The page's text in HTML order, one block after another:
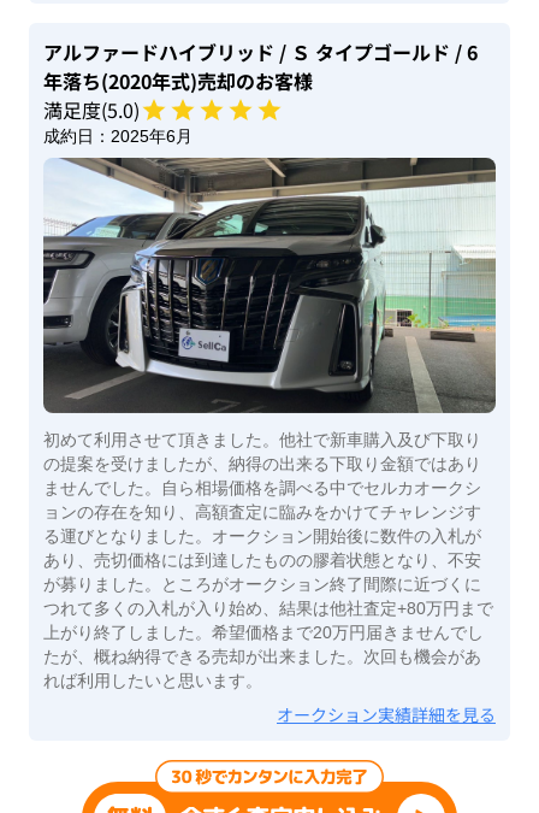
アルファードハイブリッド / Ｓ タイプゴールド / 6
年落ち(2020年式)売却のお客様
満足度(5.0)
成約日： 2025年6月
初めて利用させて頂きました。他社で新車購入及び下取り
の提案を受けましたが、納得の出来る下取り金額ではあり
ませんでした。自ら相場価格を調べる中でセルカオークシ
ョンの存在を知り、高額査定に臨みをかけてチャレンジす
る運びとなりました。オークション開始後に数件の入札が
あり、売切価格には到達したものの膠着状態となり、不安
が募りました。ところがオークション終了間際に近づくに
つれて多くの入札が入り始め、結果は他社査定+80万円まで
上がり終了しました。希望価格まで20万円届きませんでし
たが、概ね納得できる売却が出来ました。次回も機会があ
れば利用したいと思います。
オークション実績詳細を見る